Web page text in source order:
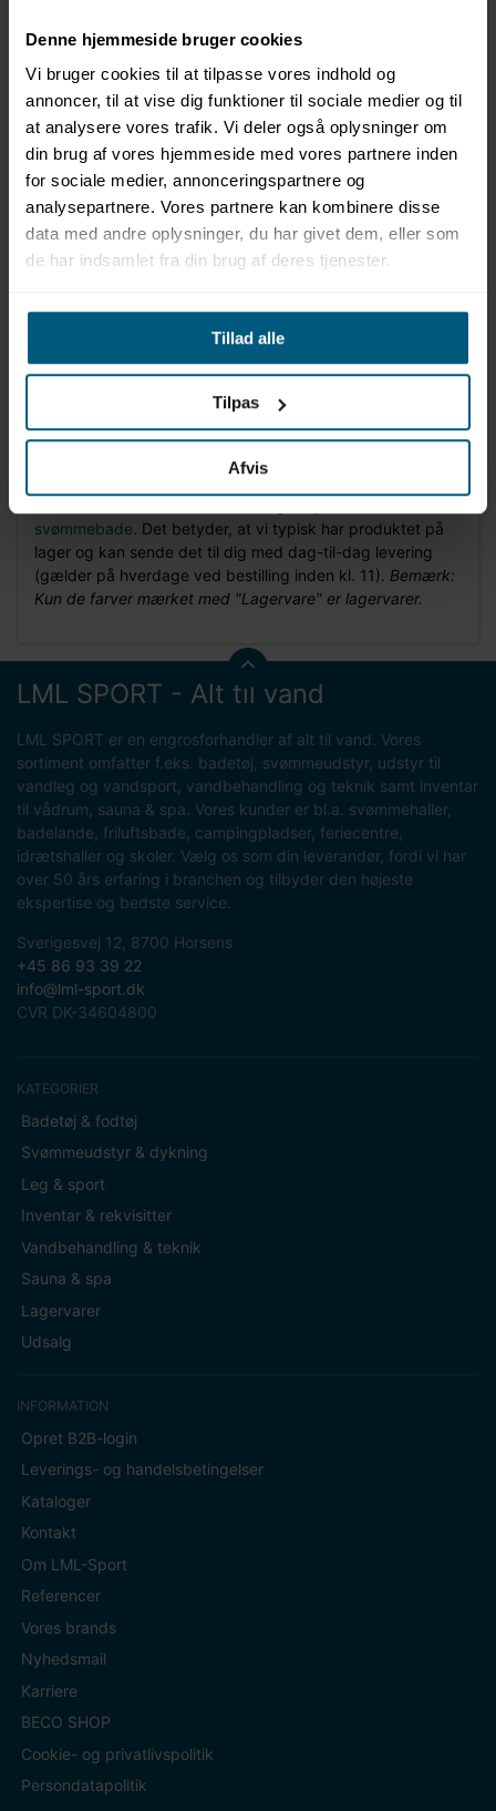
Denne hjemmeside bruger cookies
Vi bruger cookies til at tilpasse vores indhold og
annoncer, til at vise dig funktioner til sociale medier og til
at analysere vores trafik. Vi deler også oplysninger om
din brug af vores hjemmeside med vores partnere inden
for sociale medier, annonceringspartnere og
analysepartnere. Vores partnere kan kombinere disse
data med andre oplysninger, du har givet dem, eller som
de har indsamlet fra din brug af deres tjenester.
Tillad alle
Tilpas
Afvis
BECO
Farver: Rosa og blå
Sættet indeholder maske og snorkel
svømmebade . Det betyder, at vi typisk har produktet på
lager og kan sende det til dig med dag-til-dag levering
(gælder på hverdage ved bestilling inden kl. 11). Bemærk:
Kun de farver mærket med "Lagervare" er lagervarer.
LML SPORT - Alt til vand
LML SPORT er en engrosforhandler af alt til vand. Vores
sortiment omfatter f.eks. badetøj, svømmeudstyr, udstyr til
vandleg og vandsport, vandbehandling og teknik samt inventar
til vådrum, sauna & spa. Vores kunder er bl.a. svømmehaller,
badelande, friluftsbade, campingpladser, feriecentre,
idrætshaller og skoler. Vælg os som din leverandør, fordi vi har
over 50 års erfaring i branchen og tilbyder den højeste
ekspertise og bedste service.
Sverigesvej 12, 8700 Horsens
+45 86 93 39 22
info@lml-sport.dk
CVR DK-34604800
KATEGORIER
Badetøj & fodtøj
Svømmeudstyr & dykning
Leg & sport
Inventar & rekvisitter
Vandbehandling & teknik
Sauna & spa
Lagervarer
Udsalg
INFORMATION
Opret B2B-login
Leverings- og handelsbetingelser
Kataloger
Kontakt
Om LML-Sport
Referencer
Vores brands
Nyhedsmail
Karriere
BECO SHOP
Cookie- og privatlivspolitik
Persondatapolitik